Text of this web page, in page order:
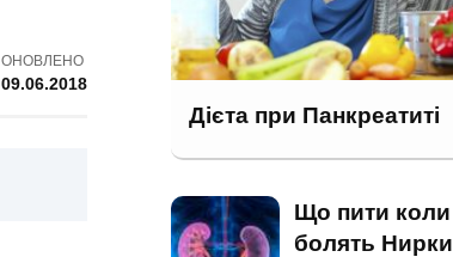
ОНОВЛЕНО
09.06.2018
Дієта при Панкреатиті
Що пити коли
болять Нирки